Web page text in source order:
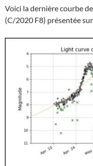
Voici la dernière courbe
(C/2020 F8) présentée